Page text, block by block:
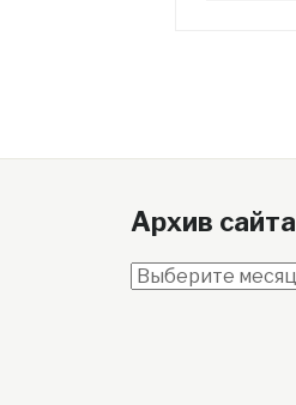
Архив сайта
Архив